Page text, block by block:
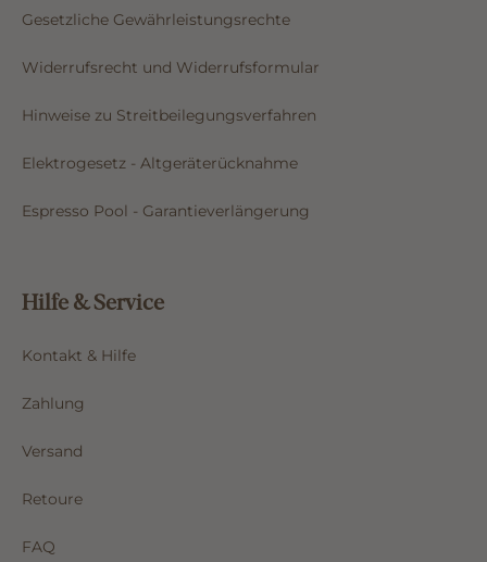
Gesetzliche Gewährleistungsrechte
Widerrufsrecht und Widerrufsformular
Hinweise zu Streitbeilegungsverfahren
Elektrogesetz - Altgeräterücknahme
Espresso Pool - Garantieverlängerung
Hilfe & Service
Kontakt & Hilfe
Zahlung
Versand
Retoure
FAQ